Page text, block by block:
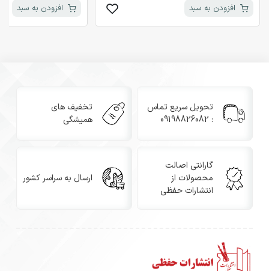
افزودن به سبد افزودن به سبد
تحویل سریع تماس
: 09198826082
تخفیف های
همیشگی
گارانتی اصالت
محصولات از
انتشارات حفظی
ارسال به سراسر کشور